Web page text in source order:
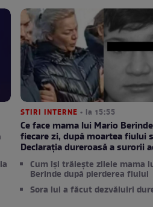
STIRI INTERNE • la 15:55
Ce face mama lui Mario
fiecare zi, după moartea fiului
Declarația dureroasă a surorii
Cum își trăiește zilele mama
Berinde după pierderea fiului
Sora lui a făcut dezvăluiri